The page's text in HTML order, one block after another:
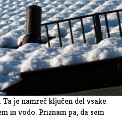
je namreč ključen del vsake
in vodo. Priznam pa, da sem